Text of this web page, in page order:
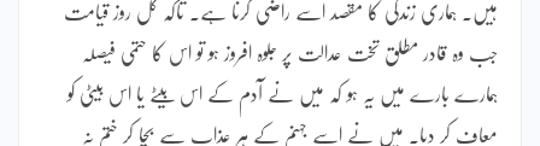
ہیں۔ ہماری زندگی کا مقصد اسے راضی کرنا ہے۔ تاکہ کل روز قیامت
جب وہ قادر مطلق تخت عدالت پر جلوہ افروز ہو تو اس کا حتمی فیصلہ
ہمارے بارے میں یہ ہو کہ میں نے آدم کے اس بیٹے یا اس بیٹی کو
معاف کر دیا۔ میں نے اسے جہنم کے ہر عذاب سے بچا کر ختم نہ